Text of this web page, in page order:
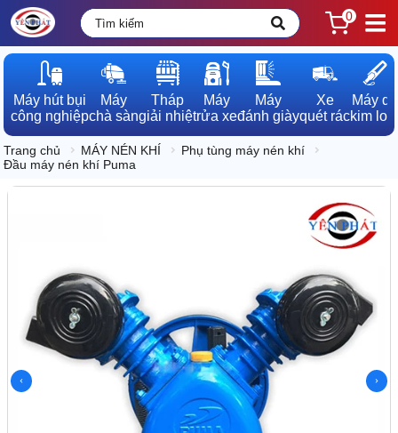
0
Máy hút bụi
công nghiệp
Máy
chà sàn
Tháp
giải nhiệt
Máy
rửa xe
Máy
đánh giày
Xe
quét rác
Máy dò
kim loại
Trang chủ MÁY NÉN KHÍ
Phụ tùng máy nén khí
Đầu máy nén khí Puma